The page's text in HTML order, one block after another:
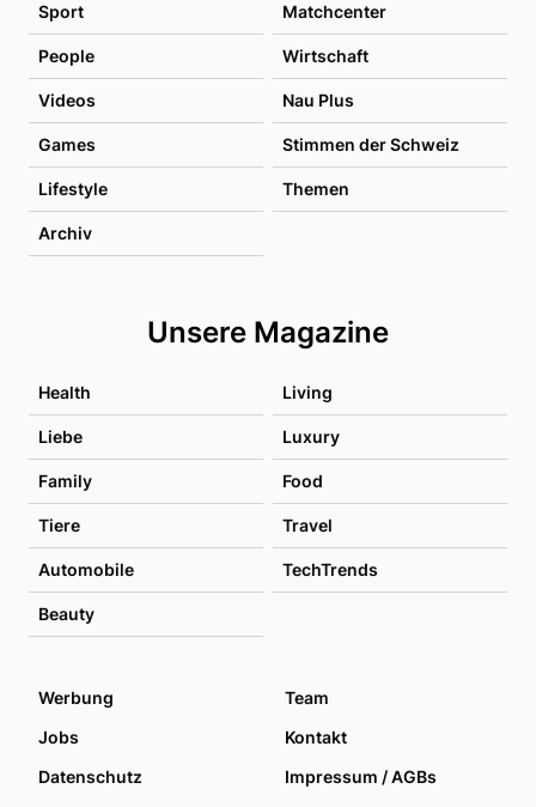
Sport Matchcenter
People Wirtschaft
Videos Nau Plus
Games Stimmen der Schweiz
Lifestyle Themen
Archiv
Unsere Magazine
Health Living
Liebe Luxury
Family Food
Tiere Travel
Automobile TechTrends
Beauty
Werbung
Team
Jobs
Kontakt
Datenschutz
Impressum / AGBs